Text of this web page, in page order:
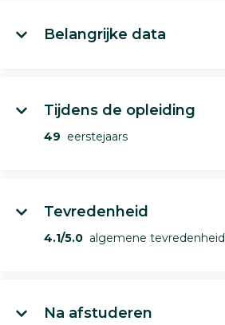
Belangrijke data
Tijdens de opleiding
49 eerstejaars
Tevredenheid
4.1/5.0 algemene tevredenheid
Na afstuderen